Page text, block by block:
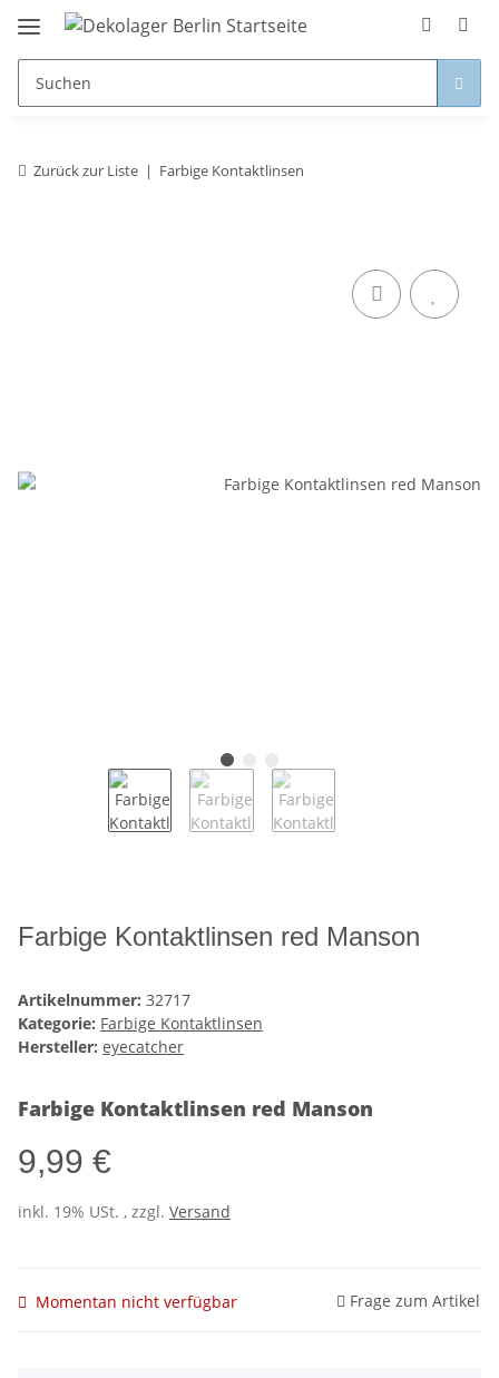
Zurück zur Liste Farbige Kontaktlinsen
Farbige Kontaktlinsen red Manson
Artikelnummer: 32717
Kategorie: Farbige Kontaktlinsen
Hersteller: eyecatcher
Farbige Kontaktlinsen red Manson
9,99 €
inkl. 19% USt. , zzgl. Versand
Momentan nicht verfügbar Frage zum Artikel